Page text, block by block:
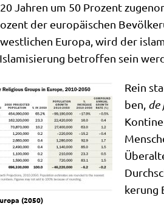
Jah­ren um 50 Pro­zent
der euro­päi­schen
Euro­pa, wird der
betrof­fen sein
(2050)
Rein
ben, de
ke­rung